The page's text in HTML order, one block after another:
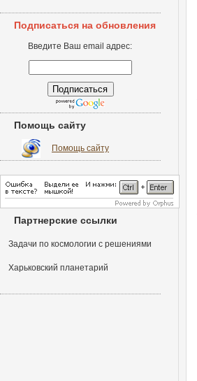
Подписаться на обновления
Введите Ваш email адрес:
Помощь сайту
Помощь сайту
Партнерские ссылки
Задачи по космологии с решениями
Харьковский планетарий